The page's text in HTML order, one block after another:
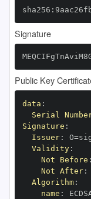
Signature
Public Key
data :
Serial
Signature :
Issuer:
Validity:
Not Before :
Not After:
Algorithm:
name :